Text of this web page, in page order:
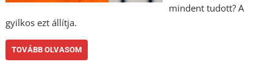
mindent tudott? A
gyilkos ezt állítja.
TOVÁBB OLVASOM